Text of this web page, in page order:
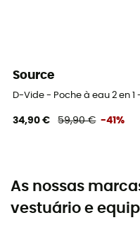
Source
D-Vide - Poche à eau 2 en 1 -
34,90 € 59,90 € -41%
As nossas
vestuário e